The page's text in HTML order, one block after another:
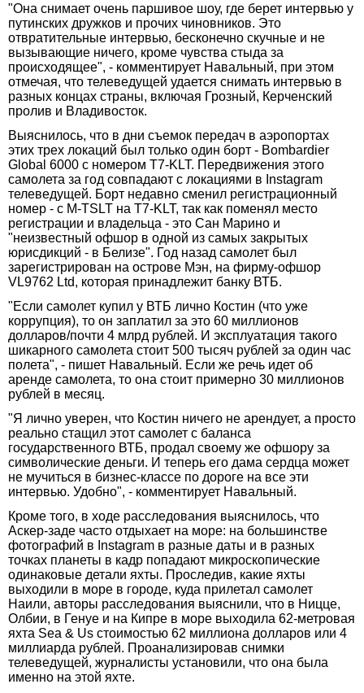
"Она снимает очень паршивое шоу, где берет интервью у
путинских дружков и прочих чиновников. Это
отвратительные интервью, бесконечно скучные и не
вызывающие ничего, кроме чувства стыда за
происходящее", - комментирует Навальный, при этом
отмечая, что телеведущей удается снимать интервью в
разных концах страны, включая Грозный, Керченский
пролив и Владивосток.
Выяснилось, что в дни съемок передач в аэропортах
этих трех локаций был только один борт - Bombardier
Global 6000 с номером T7-KLT. Передвижения этого
самолета за год совпадают с локациями в Instagram
телеведущей. Борт недавно сменил регистрационный
номер - с M-TSLT на T7-KLT, так как поменял место
регистрации и владельца - это Сан Марино и
"неизвестный офшор в одной из самых закрытых
юрисдикций - в Белизе". Год назад самолет был
зарегистрирован на острове Мэн, на фирму-офшор
VL9762 Ltd, которая принадлежит банку ВТБ.
"Если самолет купил у ВТБ лично Костин (что уже
коррупция), то он заплатил за это 60 миллионов
долларов/почти 4 млрд рублей. И эксплуатация такого
шикарного самолета стоит 500 тысяч рублей за один час
полета", - пишет Навальный. Если же речь идет об
аренде самолета, то она стоит примерно 30 миллионов
рублей в месяц.
"Я лично уверен, что Костин ничего не арендует, а просто
реально стащил этот самолет с баланса
государственного ВТБ, продал своему же офшору за
символические деньги. И теперь его дама сердца может
не мучиться в бизнес-классе по дороге на все эти
интервью. Удобно", - комментирует Навальный.
Кроме того, в ходе расследования выяснилось, что
Аскер-заде часто отдыхает на море: на большинстве
фотографий в Instagram в разные даты и в разных
точках планеты в кадр попадают микроскопические
одинаковые детали яхты. Проследив, какие яхты
выходили в море в городе, куда прилетал самолет
Наили, авторы расследования выяснили, что в Ницце,
Олбии, в Генуе и на Кипре в море выходила 62-метровая
яхта Sea & Us cтоимостью 62 миллиона долларов или 4
миллиарда рублей. Проанализировав снимки
телеведущей, журналисты установили, что она была
именно на этой яхте.